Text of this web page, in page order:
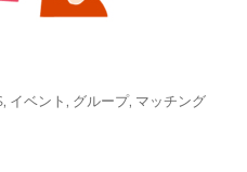
, イベント , グループ, マッチング